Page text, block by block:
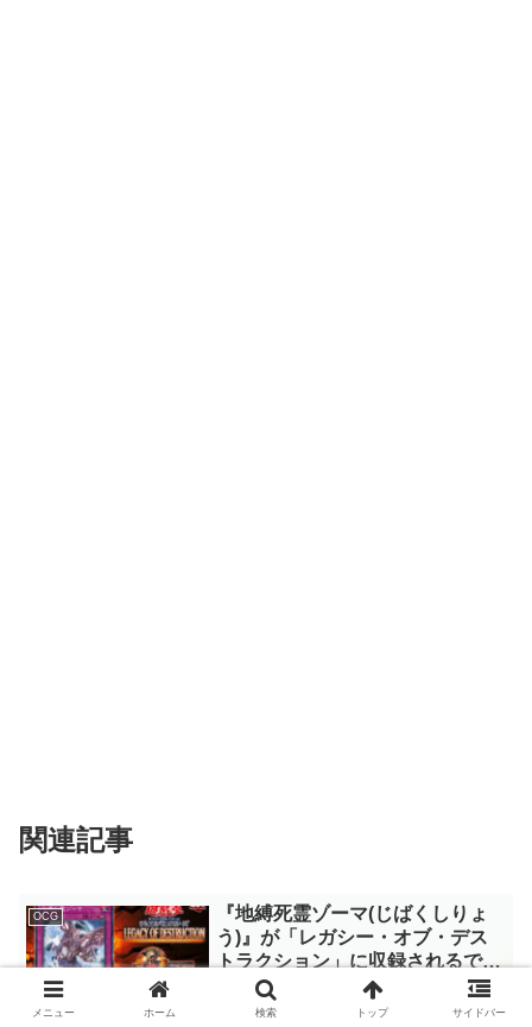
関連記事
OCG
『地縛死霊ゾーマ(じばくしりょ
う)』が「レガシー・オブ・デス
トラクション」に収録されるで軽
く考察。闇バクラの罠モンスター
がリメイク！？【遊戯王OCG】
「レガシー・オブ・デストラクション」
に収録される新規カード『地縛死霊ゾー
メニュー ホーム 検索 トップ サイドバー